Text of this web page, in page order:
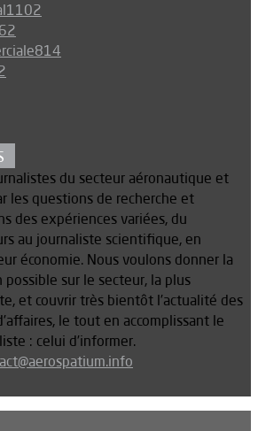
1102
814
du secteur aéronautique et
les questions de recherche et
des expériences variées, du
au journaliste scientifique, en
économie. Nous voulons donner la
sur le secteur, la plus
et couvrir très bientôt l’actualité des
le tout en accomplissant le
: celui d’informer.